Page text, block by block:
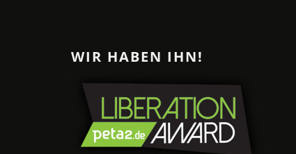
WIR HABEN IHN!
ERFRISCHENDE SOMMER-
SNACK FÜR HEISSE TAGE